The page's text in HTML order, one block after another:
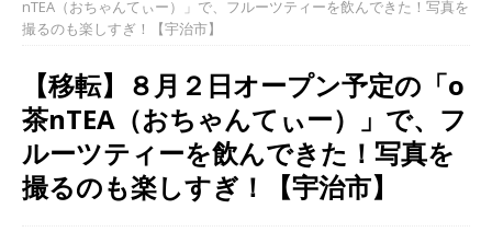
nTEA（おちゃんてぃー）」で、フルーツティーを飲んできた！写真を
撮るのも楽しすぎ！【宇治市】
【移転】８月２日オープン予定の「o
茶nTEA（おちゃんてぃー）」で、フ
ルーツティーを飲んできた！写真を
撮るのも楽しすぎ！【宇治市】